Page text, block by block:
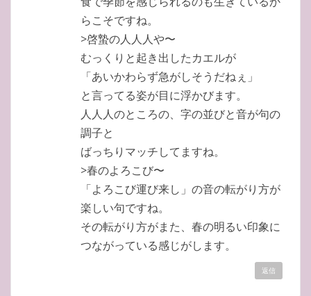
らこそですね。
>啓蟄の人人人や〜
むっくりと起き出したカエルが
「あいかわらず急がしそうだねぇ」
と言ってる姿が目に浮かびます。
人人人のところの、字の並びと音が句の
調子と
ばっちりマッチしてますね。
>春のよろこび〜
「よろこび運び来し」の音の転がり方が
楽しい句ですね。
その転がり方がまた、春の明るい印象に
つながっている感じがします。
返信